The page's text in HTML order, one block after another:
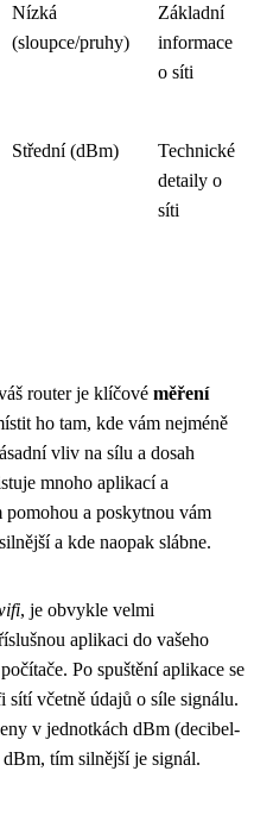
Nízká
(sloupce/pruhy)
Základní
informace
o síti
Střední (dBm)
Technické
detaily o
síti
router je klíčové měření
ho tam, kde vám nejméně
vliv na sílu a dosah
mnoho aplikací a
pomohou a poskytnou vám
a kde naopak slábne.
, je obvykle velmi
aplikaci do vašeho
Po spuštění aplikace se
sítí včetně údajů o síle signálu.
v jednotkách dBm (decibel-
tím silnější je signál.